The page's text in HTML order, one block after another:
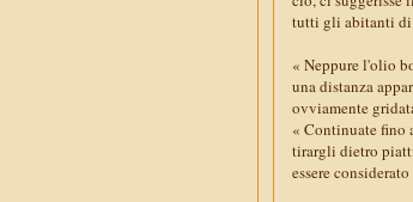
tutti gli abitanti
« Neppure l'olio
una distanza
ovviamente
« Continuate fino
tirargli dietro
essere